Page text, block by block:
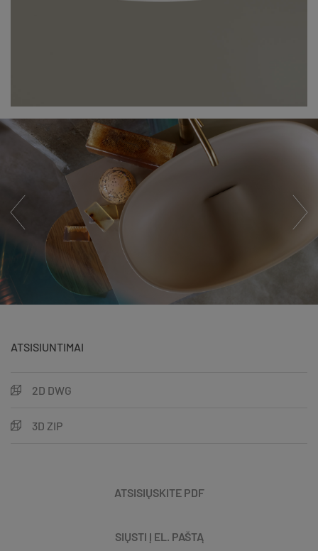
ATSISIUNTIMAI
2D DWG
3D ZIP
ATSISIŲSKITE PDF
SIŲSTI Į EL. PAŠTĄ